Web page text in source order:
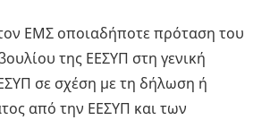
ΕΜΣ οποιαδήποτε πρόταση του
της ΕΕΣΥΠ στη γενική
σε σχέση με τη δήλωση ή
από την ΕΕΣΥΠ και των